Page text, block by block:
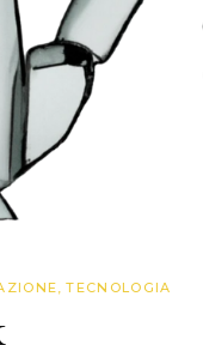
,TECNOLOGIA